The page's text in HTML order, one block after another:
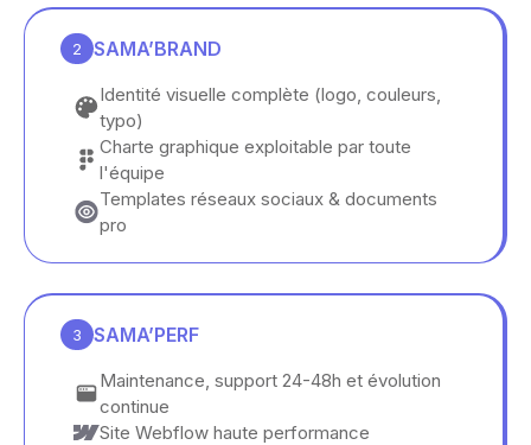
2 SAMA’BRAND
Identité visuelle complète (logo, couleurs,
typo)
Charte graphique exploitable par toute
l'équipe
Templates réseaux sociaux & documents
pro
3 SAMA’PERF
Maintenance, support 24-48h et évolution
continue
Site Webflow haute performance